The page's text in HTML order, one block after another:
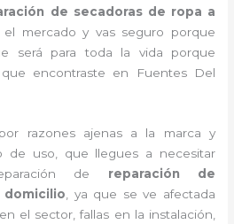
de secadoras de ropa a
mercado y vas seguro porque
será para toda la vida porque
encontraste en Fuentes Del
razones ajenas a la marca y
de uso, que llegues a necesitar
de reparación de
domicilio , ya que se ve afectada
el sector, fallas en la instalación,